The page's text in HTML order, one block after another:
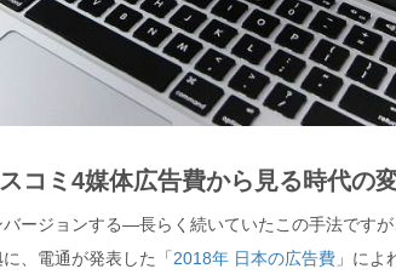
コミ4媒体広告費から見る時代の
ージョンする―長らく続いていたこの手法です
、電通が発表した「 2018年 日本の広告費 」によ